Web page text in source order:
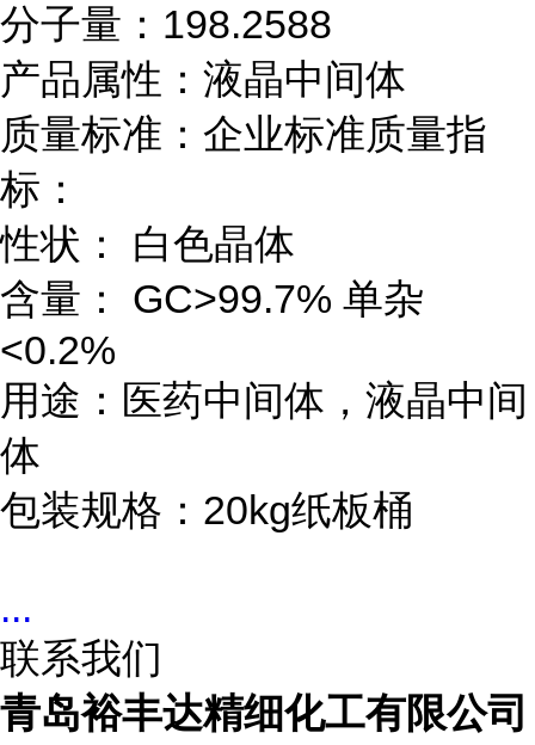
分子量：198.2588
产品属性：液晶中间体
质量标准：企业标准质量指
标：
性状： 白色晶体
含量： GC>99.7% 单杂
<0.2%
用途：医药中间体，液晶中间
体
包装规格：20kg纸板桶
...
联系我们
青岛裕丰达精细化工有限公司